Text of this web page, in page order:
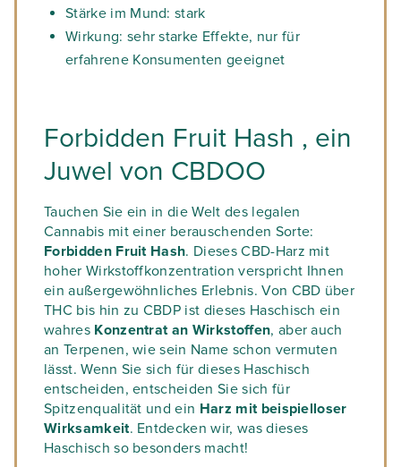
Stärke im Mund: stark
Wirkung: sehr starke Effekte, nur für
erfahrene Konsumenten geeignet
Forbidden Fruit Hash , ein
Juwel von CBDOO
Tauchen Sie ein in die Welt des legalen
Cannabis mit einer berauschenden Sorte:
Forbidden Fruit Hash. Dieses CBD-Harz mit
hoher Wirkstoffkonzentration verspricht Ihnen
ein außergewöhnliches Erlebnis. Von CBD über
THC bis hin zu CBDP ist dieses Haschisch ein
wahres Konzentrat an Wirkstoffen, aber auch
an Terpenen, wie sein Name schon vermuten
lässt. Wenn Sie sich für dieses Haschisch
entscheiden, entscheiden Sie sich für
Spitzenqualität und ein Harz mit beispielloser
Wirksamkeit. Entdecken wir, was dieses
Haschisch so besonders macht!